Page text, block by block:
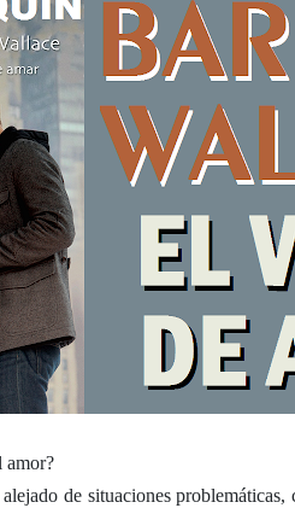
amor?
de situaciones